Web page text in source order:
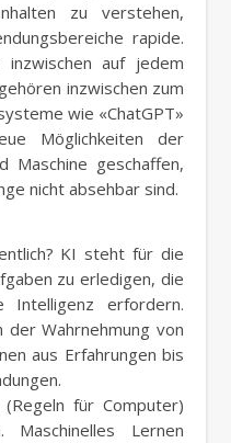
zu verstehen,
rapide.
inzwischen auf jedem
inzwischen zum
wie «ChatGPT»
Möglichkeiten der
Maschine geschaffen,
nicht absehbar sind.
KI steht für die
zu erledigen, die
Intelligenz erfordern.
der Wahrnehmung von
aus Erfahrungen bis
für Computer)
Maschinelles Lernen